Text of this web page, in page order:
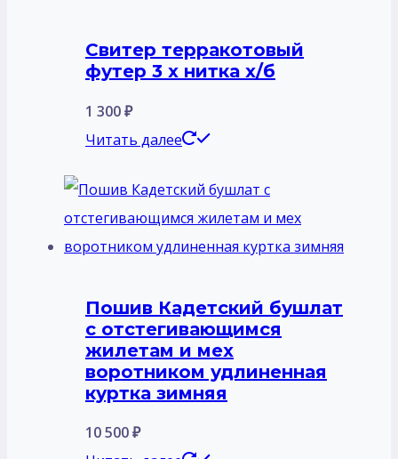
Свитер терракотовый
футер 3 х нитка х/б
1 300₽
Читать далее
Пошив Кадетский бушлат
с отстегивающимся
жилетам и мех
воротником удлиненная
куртка зимняя
10 500₽